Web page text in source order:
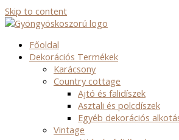
Skip to content
Főoldal
Dekorációs Termékek
Karácsony
Country cottage
Ajtó és falidíszek
Asztali és polcdíszek
Egyéb dekorációs
Vintage